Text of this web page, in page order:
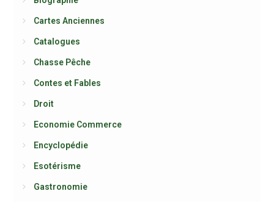
Cartes Anciennes
Catalogues
Chasse Pêche
Contes et Fables
Droit
Economie Commerce
Encyclopédie
Esotérisme
Gastronomie